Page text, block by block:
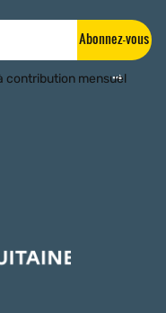
Abonnez-vous
contribution mensuel